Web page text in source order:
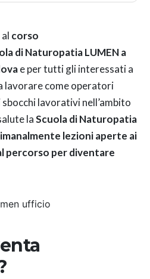
corso
di Naturopatia LUMEN a
e per tutti gli interessati a
lavorare come operatori
lavorativi nell’ambito
laScuola di Naturopatia
lezioni aperte ai
percorso per diventare